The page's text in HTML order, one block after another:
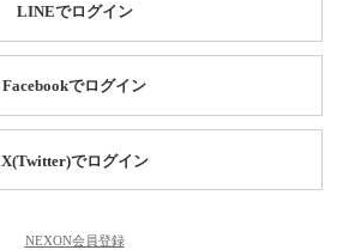
LINEでログイン
Facebookでログイン
X(Twitter)でログイン
NEXON会員登録